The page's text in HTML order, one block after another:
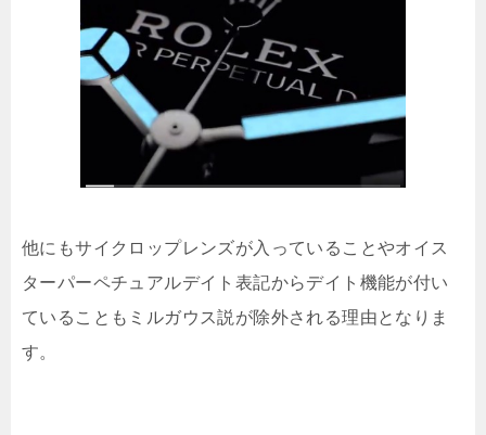
他にもサイクロップレンズが入っていることやオイス
ターパーペチュアルデイト表記からデイト機能が付い
ていることもミルガウス説が除外される理由となりま
す。